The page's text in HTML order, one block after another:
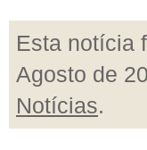
Esta notícia
Agosto de
Notícias.